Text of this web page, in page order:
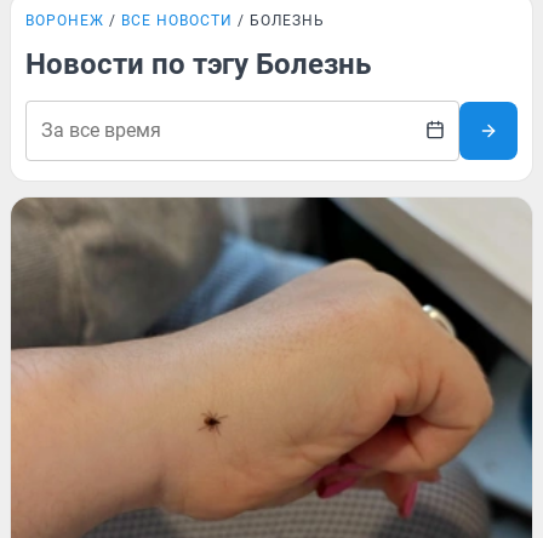
ВОРОНЕЖ ВСЕ НОВОСТИ БОЛЕЗНЬ
Новости по тэгу Болезнь